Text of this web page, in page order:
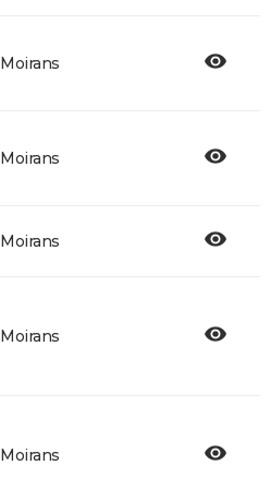
Moirans
Moirans
Moirans
Moirans
Moirans